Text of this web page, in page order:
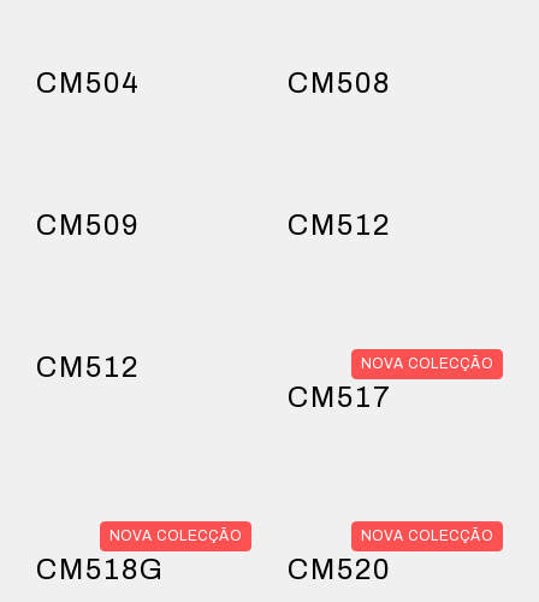
CM504 CM508
CM509 CM512
CM512 NOVA COLECÇÃO
CM517
NOVA COLECÇÃO
CM518G
NOVA COLECÇÃO
CM520